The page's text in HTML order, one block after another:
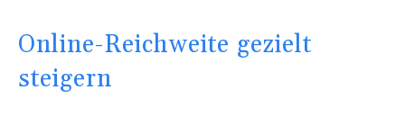
Online-Reichweite gezielt
steigern